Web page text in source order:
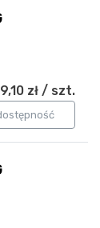
zł / szt.